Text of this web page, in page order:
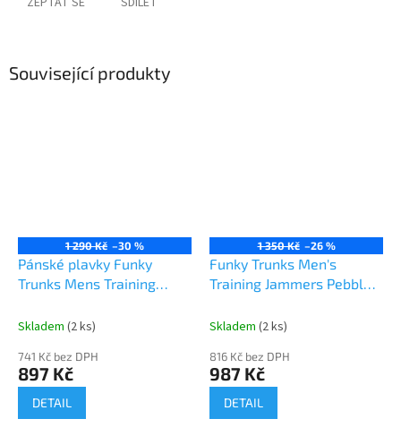
Související produkty
1 290 Kč –30 %
Pánské plavky Funky
Trunks Mens Training
Skladem (2 ks)
741 Kč bez DPH
897 Kč
DETAIL
1 350 Kč –26 %
Funky Trunks Men's
Training Jammers Pebble
Skladem (2 ks)
816 Kč bez DPH
987 Kč
DETAIL